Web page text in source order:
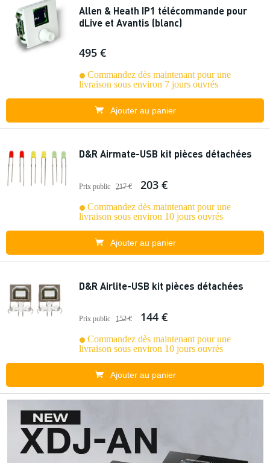
Allen & Heath IP1 télécommande pour
dLive et Avantis (blanc)
495 €
Commandez dès maintenant pour une
livraison sous environ 7 jours ouvrés
Ajouter au panier
D&R Airmate-USB kit pièces détachées
Prix public 217 € 203 €
Commandez dès maintenant pour une
livraison sous environ 10 jours ouvrés
Ajouter au panier
D&R Airlite-USB kit pièces détachées
Prix public 152 € 144 €
Commandez dès maintenant pour une
livraison sous environ 10 jours ouvrés
Ajouter au panier